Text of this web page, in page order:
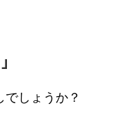
しょうか？